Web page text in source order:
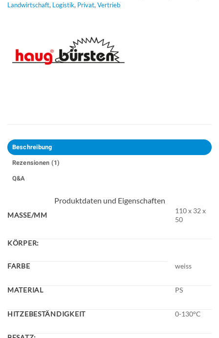
Landwirtschaft, Logistik, Privat, Vertrieb
Beschreibung
Rezensionen (1)
Q&A
Produktdaten und Eigenschaften
MASSE/MM
110 x 32 x
50
KÖRPER:
FARBE weiss
MATERIAL PS
HITZEBESTÄNDIGKEIT 0-130°C